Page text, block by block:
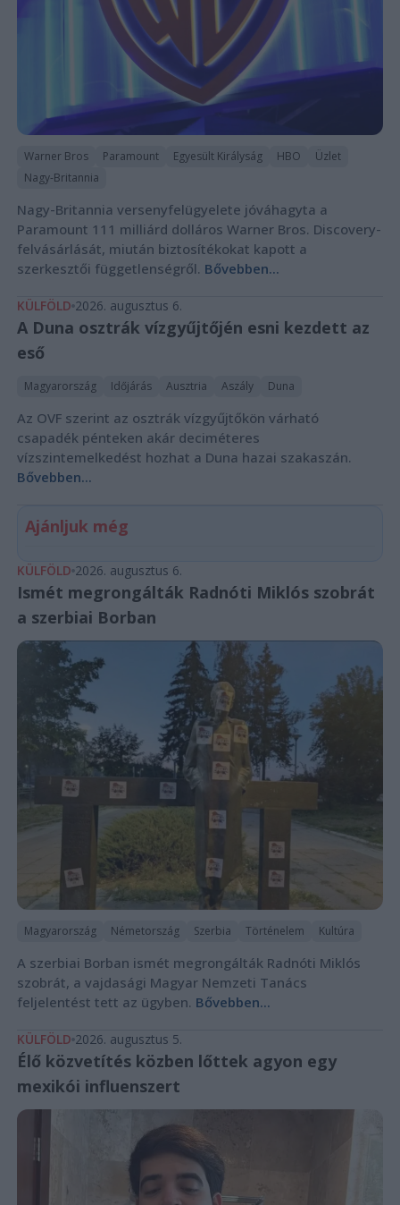
Warner Bros Paramount Egyesült Királyság HBO
Üzlet
Nagy-Britannia
Nagy-Britannia versenyfelügyelete jóváhagyta a
Paramount 111 milliárd dolláros Warner Bros. Discovery-
felvásárlását, miután biztosítékokat kapott a
szerkesztői függetlenségről. Bővebben...
KÜLFÖLD 2026. augusztus 6.
A Duna osztrák vízgyűjtőjén esni kezdett az
eső
Magyarország Időjárás Ausztria Aszály Duna
Az OVF szerint az osztrák vízgyűjtőkön várható
csapadék pénteken akár deciméteres
vízszintemelkedést hozhat a Duna hazai szakaszán.
Bővebben...
Ajánljuk még
KÜLFÖLD 2026. augusztus 6.
Ismét megrongálták Radnóti Miklós szobrát
a szerbiai Borban
Magyarország Németország Szerbia Történelem Kultúra
A szerbiai Borban ismét megrongálták Radnóti Miklós
szobrát, a vajdasági Magyar Nemzeti Tanács
feljelentést tett az ügyben. Bővebben...
KÜLFÖLD 2026. augusztus 5.
Élő közvetítés közben lőttek agyon egy
mexikói influenszert